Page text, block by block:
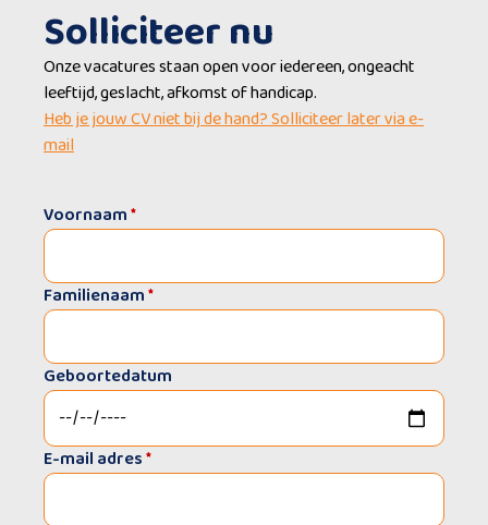
Solliciteer nu
Onze vacatures staan open voor iedereen, ongeacht
leeftijd, geslacht, afkomst of handicap.
Heb je jouw CV niet bij de hand? Solliciteer later via e-
mail
Voornaam*
Familienaam*
Geboortedatum
E-mail adres*